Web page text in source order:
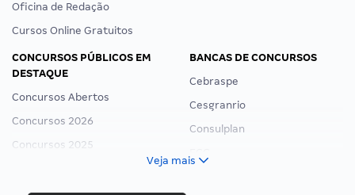
Oficina de Redação
Cursos Online Gratuitos
CONCURSOS PÚBLICOS EM
DESTAQUE
Concursos Abertos
Concursos 2026
Concursos 2025
Concurso Ibama
BANCAS DE CONCURSOS
Cebraspe
Cesgranrio
Consulplan
Veja mais